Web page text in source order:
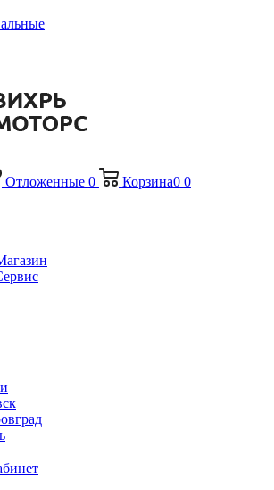
Отложенные 0 Корзина0 0